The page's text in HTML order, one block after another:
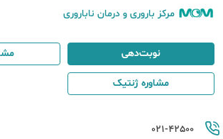
مرکز باروری و درمان ناباروری
021-42500
نوبت‌دهی
مشاوره ژنتیک